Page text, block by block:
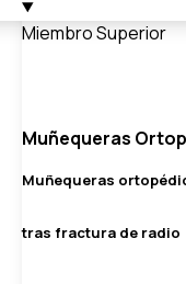
Miembro Superior
Muñequeras
Muñequeras
tras fractura de radio